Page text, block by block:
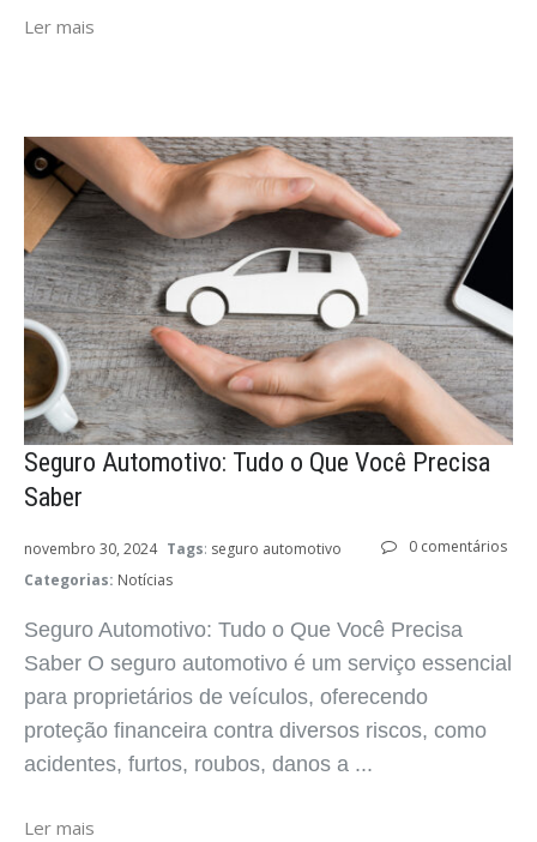
Ler mais
Seguro Automotivo: Tudo o Que Você Precisa
Saber
0 comentários
novembro 30, 2024 Tags: seguro automotivo
Categorias: Notícias
Seguro Automotivo: Tudo o Que Você Precisa
Saber O seguro automotivo é um serviço essencial
para proprietários de veículos, oferecendo
proteção financeira contra diversos riscos, como
acidentes, furtos, roubos, danos a ...
Ler mais